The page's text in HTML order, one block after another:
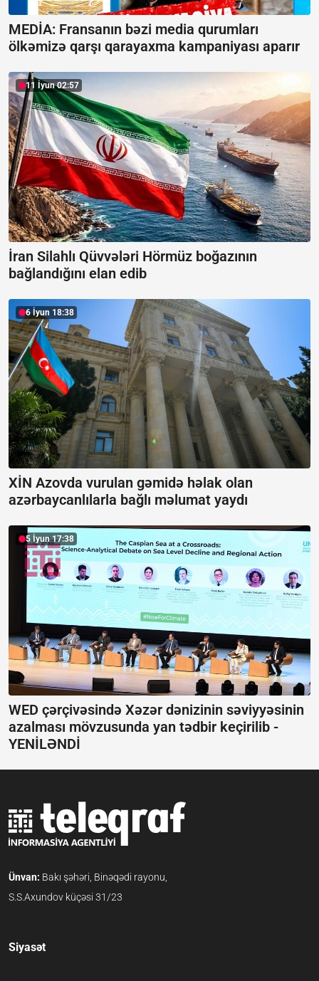
MEDİA: Fransanın bəzi media qurumları
ölkəmizə qarşı qarayaxma kampaniyası aparır
11 İyun 02:57
İran Silahlı Qüvvələri Hörmüz boğazının
bağlandığını elan edib
6 İyun 18:38
XİN Azovda vurulan gəmidə həlak olan
azərbaycanlılarla bağlı məlumat yaydı
5 İyun 17:38
WED çərçivəsində Xəzər dənizinin səviyyəsinin
azalması mövzusunda yan tədbir keçirilib -
YENİLƏNDİ
Ünvan: Bakı şəhəri, Binəqədi rayonu,
S.S.Axundov küçəsi 31/23
Siyasət